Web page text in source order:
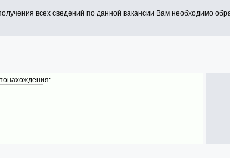
всех сведений по данной вакансии Вам необходимо